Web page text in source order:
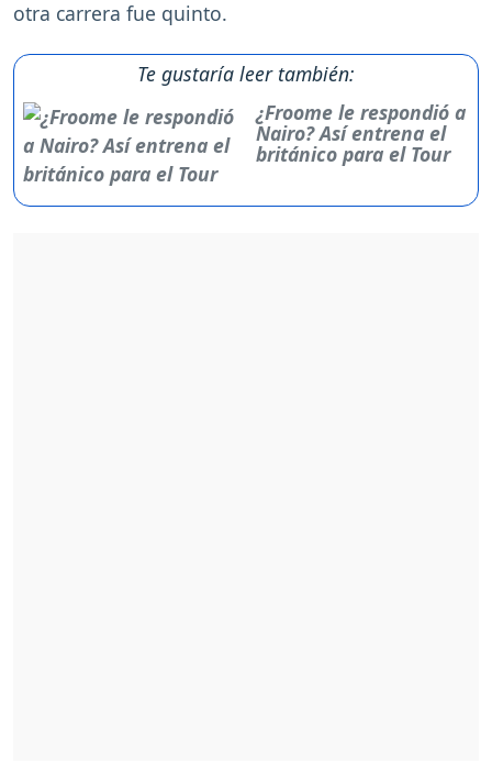
otra carrera fue quinto.
Te gustaría leer también:
¿Froome le respondió a
Nairo? Así entrena el
británico para el Tour